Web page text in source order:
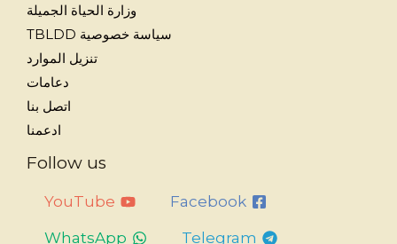
وزارة الحياة الجميلة
سياسة خصوصية TBLDD
تنزيل الموارد
دعامات
اتصل بنا
ادعمنا
Follow us
Facebook
YouTube
Telegram
WhatsApp